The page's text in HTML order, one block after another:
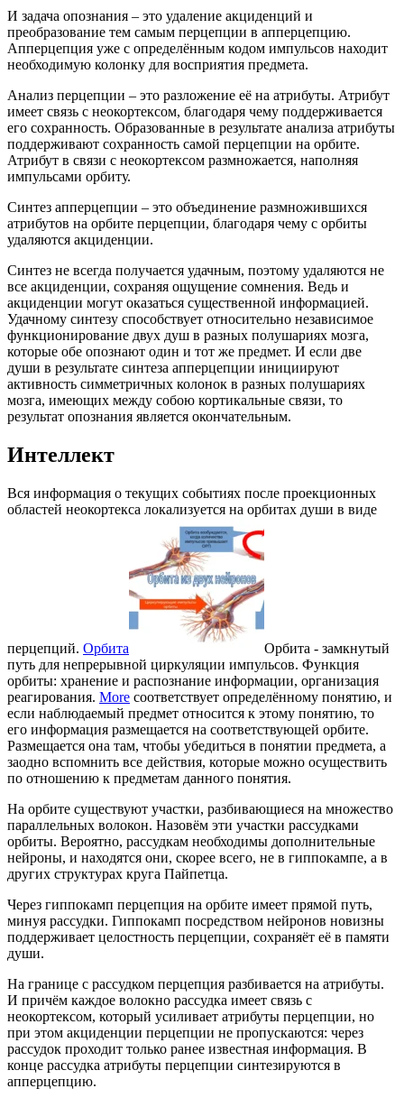
И задача опознания – это удаление акциденций и
преобразование тем самым перцепции в апперцепцию.
Апперцепция уже с определённым кодом импульсов находит
необходимую колонку для восприятия предмета.
Анализ перцепции – это разложение её на атрибуты. Атрибут
имеет связь с неокортексом, благодаря чему поддерживается
его сохранность. Образованные в результате анализа атрибуты
поддерживают сохранность самой перцепции на орбите.
Атрибут в связи с неокортексом размножается, наполняя
импульсами орбиту.
Синтез апперцепции – это объединение размножившихся
атрибутов на орбите перцепции, благодаря чему с орбиты
удаляются акциденции.
Синтез не всегда получается удачным, поэтому удаляются не
все акциденции, сохраняя ощущение сомнения. Ведь и
акциденции могут оказаться существенной информацией.
Удачному синтезу способствует относительно независимое
функционирование двух душ в разных полушариях мозга,
которые обе опознают один и тот же предмет. И если две
души в результате синтеза апперцепции инициируют
активность симметричных колонок в разных полушариях
мозга, имеющих между собою кортикальные связи, то
результат опознания является окончательным.
Интеллект
Вся информация о текущих событиях после проекционных
областей неокортекса локализуется на орбитах души в виде
перцепций. Орбита
Орбита - замкнутый
путь для непрерывной циркуляции импульсов. Функция
орбиты: хранение и распознание информации, организация
реагирования. More соответствует определённому понятию, и
если наблюдаемый предмет относится к этому понятию, то
его информация размещается на соответствующей орбите.
Размещается она там, чтобы убедиться в понятии предмета, а
заодно вспомнить все действия, которые можно осуществить
по отношению к предметам данного понятия.
На орбите существуют участки, разбивающиеся на множество
параллельных волокон. Назовём эти участки рассудками
орбиты. Вероятно, рассудкам необходимы дополнительные
нейроны, и находятся они, скорее всего, не в гиппокампе, а в
других структурах круга Пайпетца.
Через гиппокамп перцепция на орбите имеет прямой путь,
минуя рассудки. Гиппокамп посредством нейронов новизны
поддерживает целостность перцепции, сохраняёт её в памяти
души.
На границе с рассудком перцепция разбивается на атрибуты.
И причём каждое волокно рассудка имеет связь с
неокортексом, который усиливает атрибуты перцепции, но
при этом акциденции перцепции не пропускаются: через
рассудок проходит только ранее известная информация. В
конце рассудка атрибуты перцепции синтезируются в
апперцепцию.